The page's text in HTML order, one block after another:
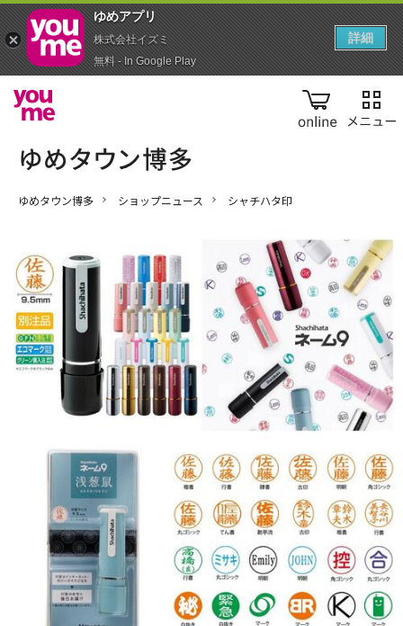
online
ゆめタウン博多 ショップニュース シャチハタ印
ゆめアプ‪リ‬
株式会社イズミ
無料 - In Google Play
詳細